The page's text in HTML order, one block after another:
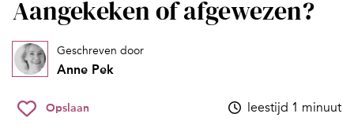
Aangekeken of afgewezen?
Geschreven door
Anne Pek
Opslaan leestijd 1 minuut